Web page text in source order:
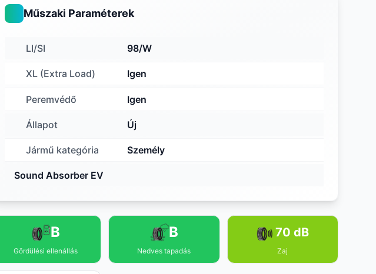
Műszaki Paraméterek
LI/SI 98/W
XL (Extra Load) Igen
Peremvédő Igen
Állapot Új
Jármű kategória Személy
Sound Absorber EV
B
Gördülési ellenállás
B
Nedves tapadás
70 dB
Zaj